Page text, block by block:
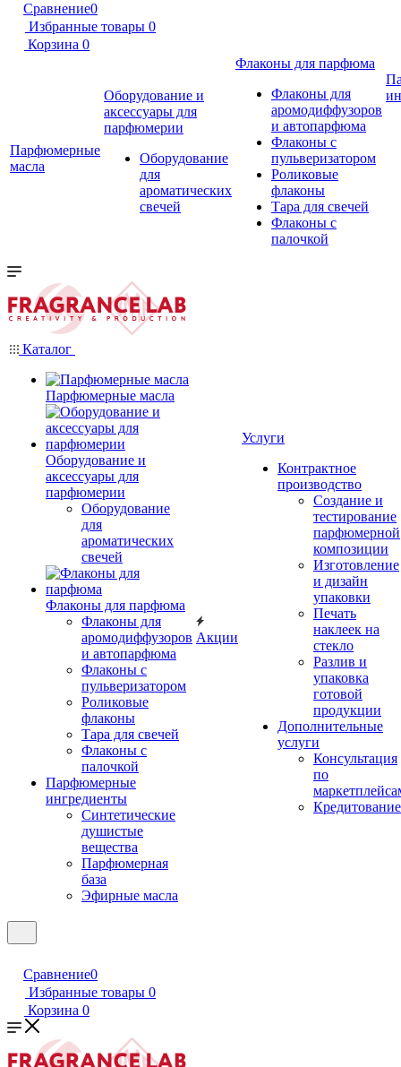
Сравнение0
Избранные товары 0
Корзина 0
Парфюмерные
масла
Оборудование и
аксессуары для
парфюмерии
Оборудование
для
ароматических
свечей
Флаконы для парфюма
Флаконы для
аромодиффузоров
и автопарфюма
Флаконы с
пульверизатором
Роликовые
флаконы
Тара для свечей
Флаконы с
палочкой
Каталог
Парфюмерные масла
Оборудование и
аксессуары для
парфюмерии
Оборудование
для
ароматических
свечей
Флаконы для парфюма
Флаконы для
аромодиффузоров
и автопарфюма
Флаконы с
пульверизатором
Роликовые
флаконы
Тара для свечей
Флаконы с
палочкой
Парфюмерные
ингредиенты
Синтетические
душистые
вещества
Парфюмерная
база
Эфирные масла
Акции
Услуги
Контрактное
производство
Создание и
тестирование
парфюмерной
композиции
Изготовление
и дизайн
упаковки
Печать
наклеек на
стекло
Разлив и
упаковка
готовой
продукции
Дополнительные
услуги
Консультация
по
Кредитование
Сравнение0
Избранные товары 0
Корзина 0